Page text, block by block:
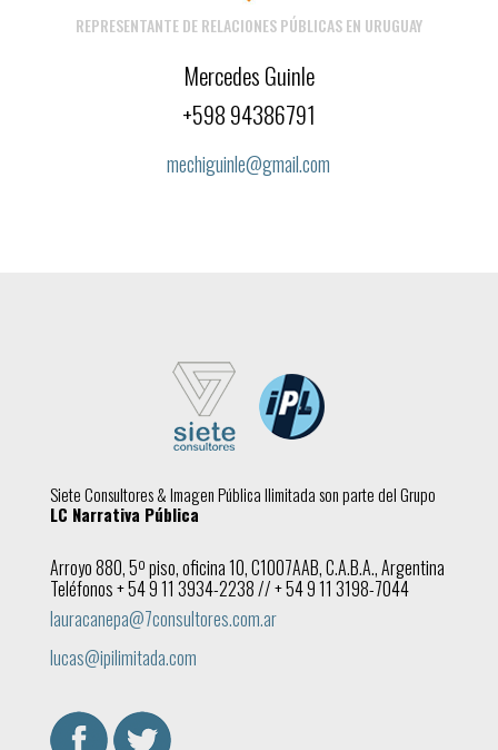
REPRESENTANTE DE RELACIONES PÚBLICAS EN URUGUAY
Mercedes Guinle
+598 94386791
mechiguinle@gmail.com
Siete Consultores & Imagen Pública Ilimitada son parte del Grupo
LC Narrativa Pública
Arroyo 880, 5º piso, oficina 10, C1007AAB, C.A.B.A., Argentina
Teléfonos + 54 9 11 3934-2238 // + 54 9 11 3198-7044
lauracanepa@7consultores.com.ar
lucas@ipilimitada.com